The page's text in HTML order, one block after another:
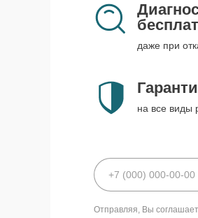
даже при
на все виды
Отправляя, Вы